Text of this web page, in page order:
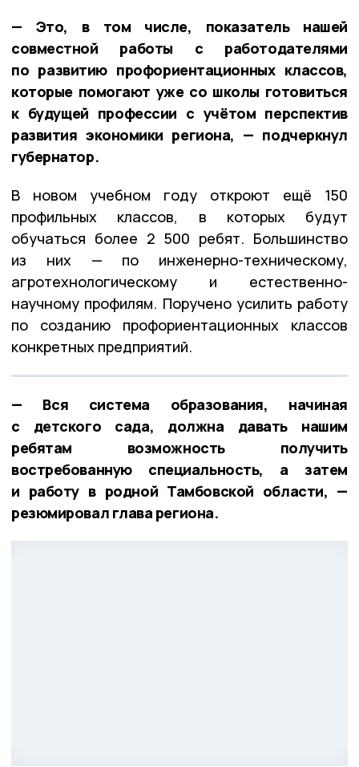
— Это, в том числе, показатель нашей
совместной работы с работодателями
по развитию профориентационных классов,
которые помогают уже со школы готовиться
к будущей профессии с учётом перспектив
развития экономики региона, — подчеркнул
губернатор.
В новом учебном году откроют ещё 150
профильных классов, в которых будут
обучаться более 2 500 ребят. Большинство
из них — по инженерно-техническому,
агротехнологическому и естественно-
научному профилям. Поручено усилить работу
по созданию профориентационных классов
конкретных предприятий.
— Вся система образования, начиная
с детского сада, должна давать нашим
ребятам возможность получить
востребованную специальность, а затем
и работу в родной Тамбовской области, —
резюмировал глава региона.